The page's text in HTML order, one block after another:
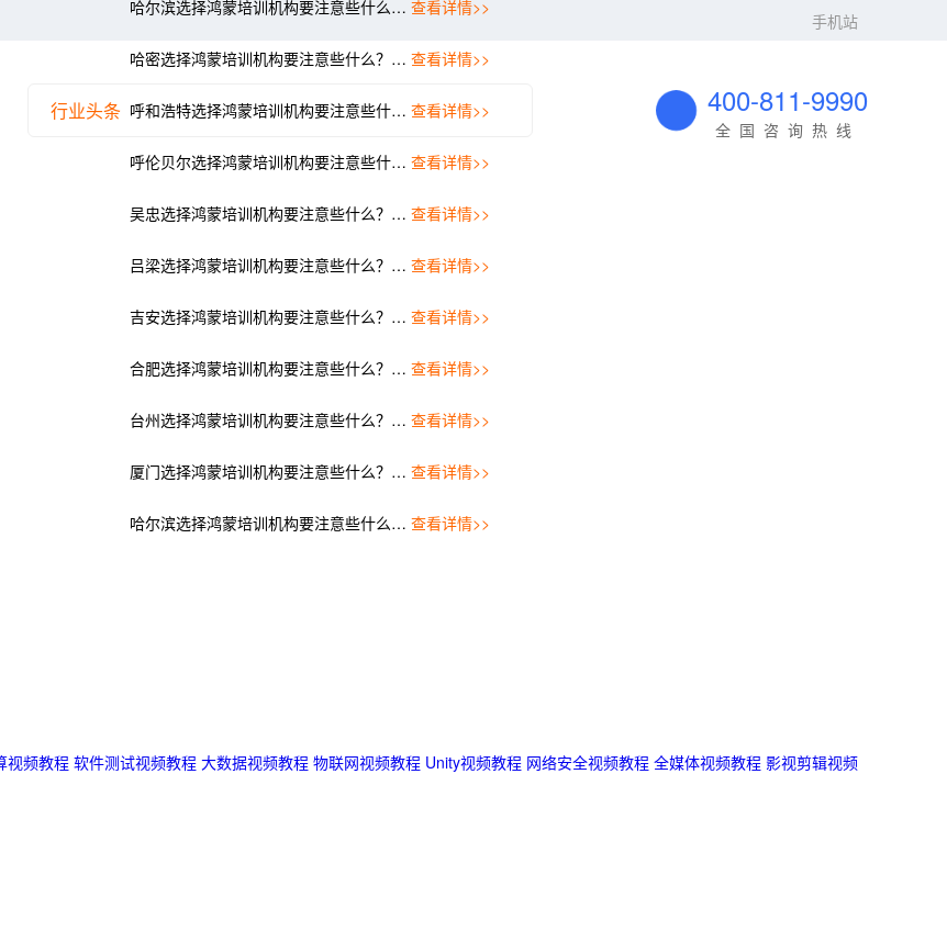
手机站
行业头条
哈尔滨选择鸿蒙培训机构要注意些什么？选择千锋的理由？ 查看详情>>
哈密选择鸿蒙培训机构要注意些什么？选择千锋的理由？ 查看详情>>
呼和浩特选择鸿蒙培训机构要注意些什么？选择千锋的理由？ 查看详情>>
呼伦贝尔选择鸿蒙培训机构要注意些什么？选择千锋的理由？ 查看详情>>
吴忠选择鸿蒙培训机构要注意些什么？选择千锋的理由？ 查看详情>>
吕梁选择鸿蒙培训机构要注意些什么？选择千锋的理由？ 查看详情>>
吉安选择鸿蒙培训机构要注意些什么？选择千锋的理由？ 查看详情>>
合肥选择鸿蒙培训机构要注意些什么？选择千锋的理由？ 查看详情>>
台州选择鸿蒙培训机构要注意些什么？选择千锋的理由？ 查看详情>>
厦门选择鸿蒙培训机构要注意些什么？选择千锋的理由？ 查看详情>>
哈尔滨选择鸿蒙培训机构要注意些什么？选择千锋的理由？ 查看详情>>
400-811-9990
全国咨询热线
视频教程 软件测试视频教程 大数据视频教程 物联网视频教程 Unity视频教程 网络安全视频教程 全媒体视频教程 影视剪辑视频